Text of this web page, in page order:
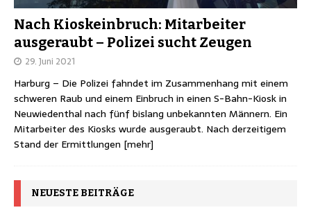
Nach Kioskeinbruch: Mitarbeiter
ausgeraubt – Polizei sucht Zeugen
29. Juni 2021
Harburg – Die Polizei fahndet im Zusammenhang mit einem
schweren Raub und einem Einbruch in einen S-Bahn-Kiosk in
Neuwiedenthal nach fünf bislang unbekannten Männern. Ein
Mitarbeiter des Kiosks wurde ausgeraubt. Nach derzeitigem
Stand der Ermittlungen [mehr]
NEUESTE BEITRÄGE